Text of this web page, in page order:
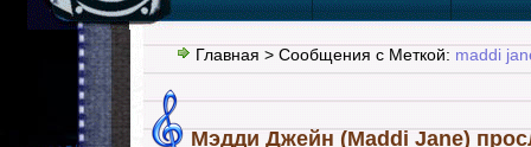
Теги ТОП
Главная > Сообщения с Меткой: maddi
Мэдди Джейн (Maddi Jane)